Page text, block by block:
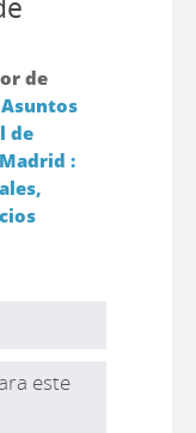
de
de
Madrid :
este